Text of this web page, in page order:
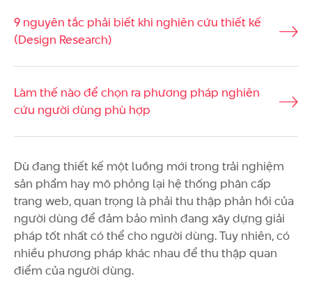
9 nguyên tắc phải biết khi nghiên cứu thiết kế
(Design Research)
Làm thế nào để chọn ra phương pháp nghiên
cứu người dùng phù hợp
Dù đang thiết kế một luồng mới trong trải nghiệm
sản phẩm hay mô phỏng lại hệ thống phân cấp
trang web, quan trọng là phải thu thập phản hồi của
người dùng để đảm bảo mình đang xây dựng giải
pháp tốt nhất có thể cho người dùng. Tuy nhiên, có
nhiều phương pháp khác nhau để thu thập quan
điểm của người dùng.